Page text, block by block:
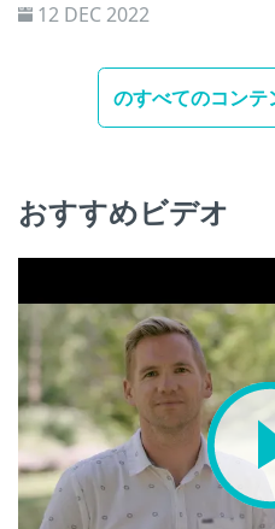
12 DEC 2022
のすべてのコン
おすすめビデオ